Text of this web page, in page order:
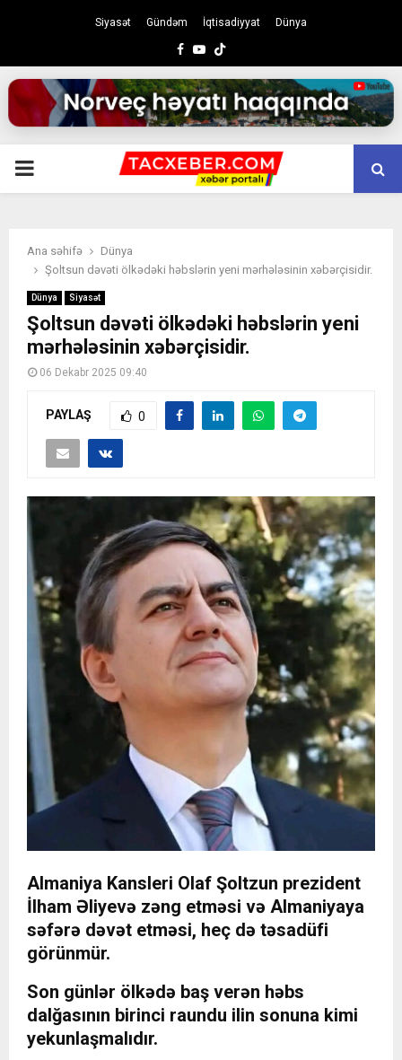
Siyasət Gündəm İqtisadiyyat Dünya
Facebook
Youtube
PRIMARY
Ana səhifə
Dünya
Şoltsun dəvəti ölkədəki həbslərin yeni mərhələsinin xəbərçisidir.
Dünya Siyasət
Şoltsun dəvəti ölkədəki həbslərin yeni
mərhələsinin xəbərçisidir.
06 Dekabr 2025 09:40
PAYLAŞ 0
Almaniya Kansleri Olaf Şoltzun prezident
İlham Əliyevə zəng etməsi və Almaniyaya
səfərə dəvət etməsi, heç də təsadüfi
görünmür.
Son günlər ölkədə baş verən həbs
dalğasının birinci raundu ilin sonuna kimi
yekunlaşmalıdır.